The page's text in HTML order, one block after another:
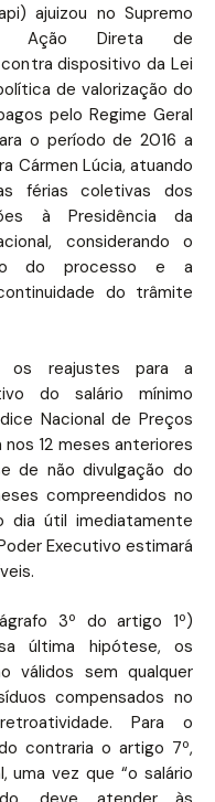
ajuizou no Supremo
Ação Direta de
dispositivo da Lei
de valorização do
pelo Regime Geral
o período de 2016 a
Cármen Lúcia, atuando
férias coletivas dos
à Presidência da
considerando o
do processo e a
do trâmite
os reajustes para a
do salário mínimo
Nacional de Preços
nos 12 meses anteriores
de não divulgação do
compreendidos no
útil imediatamente
Executivo estimará
3º do artigo 1º)
última hipótese, os
válidos sem qualquer
compensados no
Para o
contraria o artigo 7º,
uma vez que “o salário